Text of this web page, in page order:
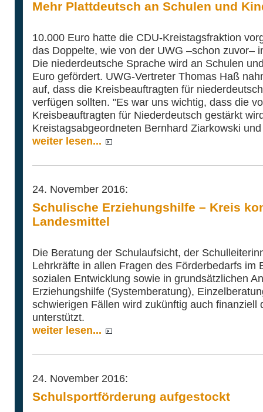
Mehr Plattdeutsch an Schulen und
10.000 Euro hatte die CDU-Kreistagsfraktion
das Doppelte, wie von der UWG –schon zuvor–
Die niederdeutsche Sprache wird an Schulen
Euro gefördert. UWG-Vertreter Thomas Haß
auf, dass die Kreisbeauftragten für
verfügen sollten. "Es war uns wichtig, dass die
Kreisbeauftragten für Niederdeutsch gestärkt
Kreistagsabgeordneten Bernhard Ziarkowski
weiter lesen...
24. November 2016:
Schulische Erziehungshilfe – Kreis
Landesmittel
Die Beratung der Schulaufsicht, der
Lehrkräfte in allen Fragen des Förderbedarfs im
sozialen Entwicklung sowie in grundsätzlichen
Erziehungshilfe (Systemberatung),
schwierigen Fällen wird zukünftig auch finanziell
unterstützt.
weiter lesen...
24. November 2016:
Schulsportförderung aufgestockt